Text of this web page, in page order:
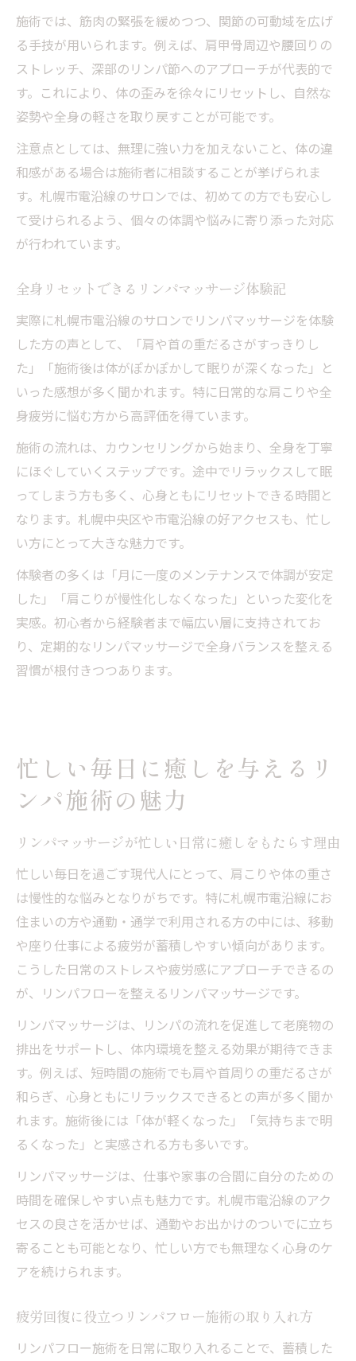
施術では、筋肉の緊張を緩めつつ、関節の可動域を広げ
る手技が用いられます。例えば、肩甲骨周辺や腰回りの
ストレッチ、深部のリンパ節へのアプローチが代表的で
す。これにより、体の歪みを徐々にリセットし、自然な
姿勢や全身の軽さを取り戻すことが可能です。
注意点としては、無理に強い力を加えないこと、体の違
和感がある場合は施術者に相談することが挙げられま
す。札幌市電沿線のサロンでは、初めての方でも安心し
て受けられるよう、個々の体調や悩みに寄り添った対応
が行われています。
全身リセットできるリンパマッサージ体験記
実際に札幌市電沿線のサロンでリンパマッサージを体験
した方の声として、「肩や首の重だるさがすっきりし
た」「施術後は体がぽかぽかして眠りが深くなった」と
いった感想が多く聞かれます。特に日常的な肩こりや全
身疲労に悩む方から高評価を得ています。
施術の流れは、カウンセリングから始まり、全身を丁寧
にほぐしていくステップです。途中でリラックスして眠
ってしまう方も多く、心身ともにリセットできる時間と
なります。札幌中央区や市電沿線の好アクセスも、忙し
い方にとって大きな魅力です。
体験者の多くは「月に一度のメンテナンスで体調が安定
した」「肩こりが慢性化しなくなった」といった変化を
実感。初心者から経験者まで幅広い層に支持されてお
り、定期的なリンパマッサージで全身バランスを整える
習慣が根付きつつあります。
忙しい毎日に癒しを与えるリ
ンパ施術の魅力
リンパマッサージが忙しい日常に癒しをもたらす理由
忙しい毎日を過ごす現代人にとって、肩こりや体の重さ
は慢性的な悩みとなりがちです。特に札幌市電沿線にお
住まいの方や通勤・通学で利用される方の中には、移動
や座り仕事による疲労が蓄積しやすい傾向があります。
こうした日常のストレスや疲労感にアプローチできるの
が、リンパフローを整えるリンパマッサージです。
リンパマッサージは、リンパの流れを促進して老廃物の
排出をサポートし、体内環境を整える効果が期待できま
す。例えば、短時間の施術でも肩や首周りの重だるさが
和らぎ、心身ともにリラックスできるとの声が多く聞か
れます。施術後には「体が軽くなった」「気持ちまで明
るくなった」と実感される方も多いです。
リンパマッサージは、仕事や家事の合間に自分のための
時間を確保しやすい点も魅力です。札幌市電沿線のアク
セスの良さを活かせば、通勤やお出かけのついでに立ち
寄ることも可能となり、忙しい方でも無理なく心身のケ
アを続けられます。
疲労回復に役立つリンパフロー施術の取り入れ方
リンパフロー施術を日常に取り入れることで、蓄積した